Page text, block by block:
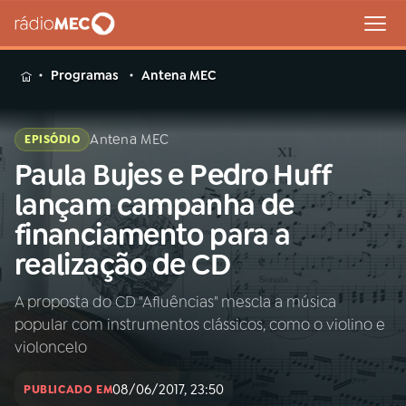
MENU
Buscar
na
Rádio
MEC
Buscar
Início AO VIVO
01 INÍCIO
02A RÁDIO
Programas Antena MEC
EPISÓDIO Antena MEC
Paula Bujes e Pedro Huff
lançam campanha de
financiamento para a
realização de CD
A proposta do CD "Afluências" mescla a música
popular com instrumentos clássicos, como o violino e
violoncelo
PUBLICADO EM08/06/2017, 23:50